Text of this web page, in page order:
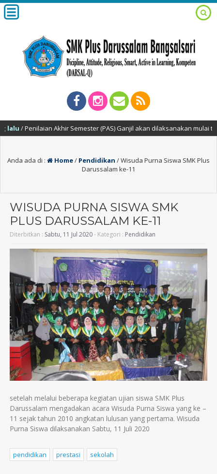
Penilaian Akhir Semester (PAS) Ganjil akan dilaksanakan mulai tanggal
Anda ada di : Home/ Pendidikan /Wisuda Purna Siswa SMK Plus
Darussalam ke-11
WISUDA PURNA SISWA SMK
PLUS DARUSSALAM KE-11
Diterbitkan : Sabtu, 11 Jul 2020- Kategori : Pendidikan
setelah melalui beberapa kegiatan ujian siswa SMK Plus
Darussalam mengadakan acara Wisuda Purna Siswa yang ke –
11 sejak tahun 2010 angkatan lulusan yang pertama. Wisuda
Purna Siswa dilaksanakan Sabtu, 11 Juli 2020
pendidikan prestasi sekolah